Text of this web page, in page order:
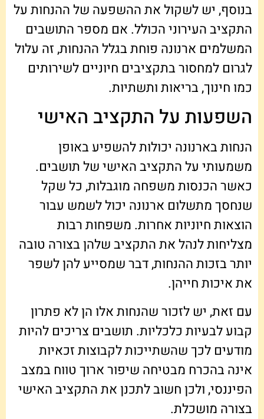
בנוסף, יש לשקול את ההשפעה של ההנחות על
התקציב העירוני הכולל. אם מספר התושבים
המשלמים ארנונה פוחת בגלל ההנחות, זה עלול
לגרום למחסור בתקציבים חיוניים לשירותים
כמו חינוך, בריאות ותשתיות.
השפעות על התקציב האישי
הנחות בארנונה יכולות להשפיע באופן
משמעותי על התקציב האישי של תושבים.
כאשר הכנסות משפחה מוגבלות, כל שקל
שנחסך מתשלום ארנונה יכול לשמש עבור
הוצאות חיוניות אחרות. משפחות רבות
מצליחות לנהל את התקציב שלהן בצורה טובה
יותר בזכות ההנחות, דבר שמסייע להן לשפר
את איכות חייהן.
עם זאת, יש לזכור שהנחות אלו הן לא פתרון
קבוע לבעיות כלכליות. תושבים צריכים להיות
מודעים לכך שהשתייכות לקבוצות זכאיות
אינה בהכרח מבטיחה שיפור ארוך טווח במצב
הפיננסי, ולכן חשוב לתכנן את התקציב האישי
בצורה מושכלת.